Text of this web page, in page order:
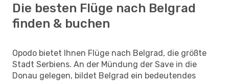
Die besten Flüge nach Belgrad
finden & buchen
Opodo bietet Ihnen Flüge nach Belgrad, die größte
Stadt Serbiens. An der Mündung der Save in die
Donau gelegen, bildet Belgrad ein bedeutendes